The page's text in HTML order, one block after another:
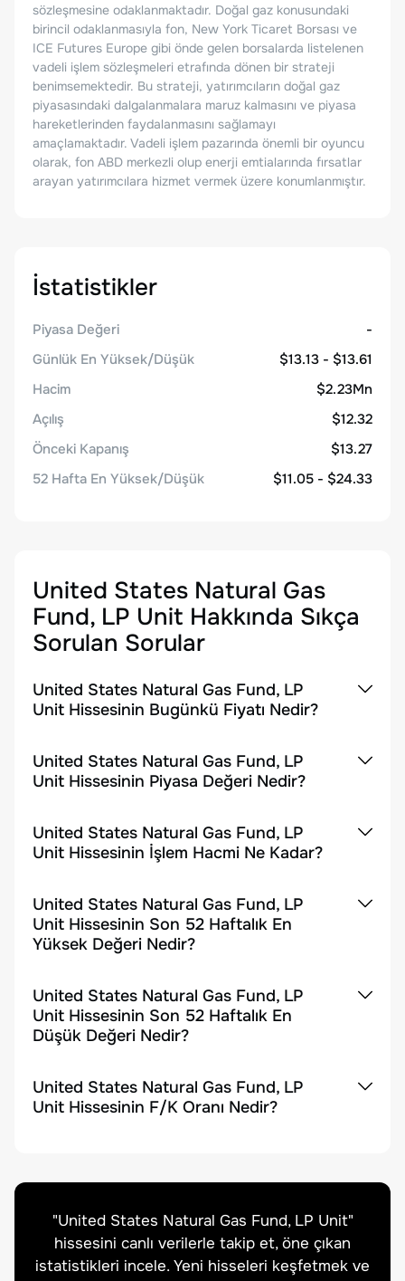
sözleşmesine odaklanmaktadır. Doğal gaz konusundaki
birincil odaklanmasıyla fon, New York Ticaret Borsası ve
ICE Futures Europe gibi önde gelen borsalarda listelenen
vadeli işlem sözleşmeleri etrafında dönen bir strateji
benimsemektedir. Bu strateji, yatırımcıların doğal gaz
piyasasındaki dalgalanmalara maruz kalmasını ve piyasa
hareketlerinden faydalanmasını sağlamayı
amaçlamaktadır. Vadeli işlem pazarında önemli bir oyuncu
olarak, fon ABD merkezli olup enerji emtialarında fırsatlar
arayan yatırımcılara hizmet vermek üzere konumlanmıştır.
İstatistikler
Piyasa Değeri
-
Günlük En Yüksek/Düşük
$13.13 - $13.61
Hacim
$2.23Mn
Açılış
$12.32
Önceki Kapanış
$13.27
52 Hafta En Yüksek/Düşük
$11.05 - $24.33
United States Natural Gas
Fund, LP Unit Hakkında Sıkça
Sorulan Sorular
United States Natural Gas Fund, LP
Unit Hissesinin Bugünkü Fiyatı Nedir?
United States Natural Gas Fund, LP
Unit Hissesinin Piyasa Değeri Nedir?
United States Natural Gas Fund, LP
Unit Hissesinin İşlem Hacmi Ne Kadar?
United States Natural Gas Fund, LP
Unit Hissesinin Son 52 Haftalık En
Yüksek Değeri Nedir?
United States Natural Gas Fund, LP
Unit Hissesinin Son 52 Haftalık En
Düşük Değeri Nedir?
United States Natural Gas Fund, LP
Unit Hissesinin F/K Oranı Nedir?
"United States Natural Gas Fund, LP Unit"
hissesini canlı verilerle takip et, öne çıkan
istatistikleri incele. Yeni hisseleri keşfetmek ve